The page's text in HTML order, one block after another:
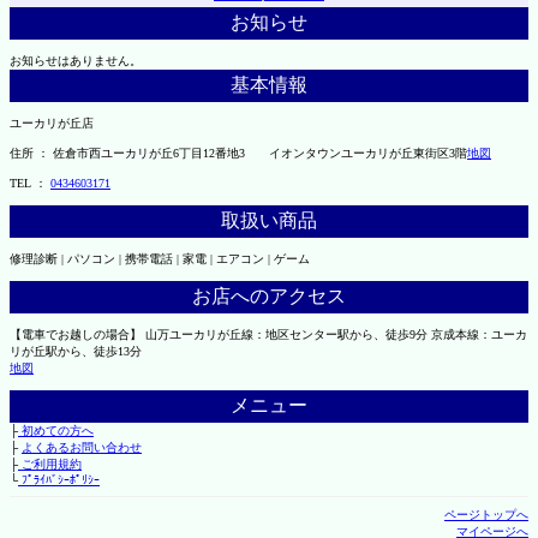
お知らせ
お知らせはありません。
基本情報
ユーカリが丘店
住所 ： 佐倉市西ユーカリが丘6丁目12番地3 イオンタウンユーカリが丘東街区3階地図
TEL ： 0434603171
取扱い商品
修理診断 | パソコン | 携帯電話 | 家電 | エアコン | ゲーム
お店へのアクセス
【電車でお越しの場合】 山万ユーカリが丘線：地区センター駅から、徒歩9分 京成本線：ユーカ
リが丘駅から、徒歩13分
地図
メニュー
├初めての方へ
├ よくあるお問い合わせ
├ご利用規約
└ﾌﾟﾗｲﾊﾞｼｰﾎﾟﾘｼｰ
ページトップへ
マイページへ